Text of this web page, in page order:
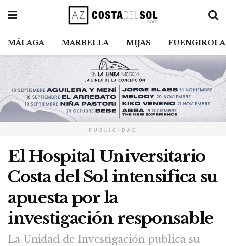
MÁLAGA MARBELLA MIJAS FUENGIROLA
PUBLICIDAD
El Hospital Universitario
Costa del Sol intensifica su
apuesta por la
investigación responsable
La Unidad de Investigación publica su